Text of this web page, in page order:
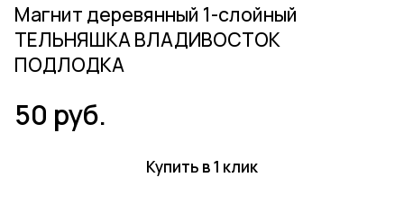
Магнит деревянный 1-слойный
ТЕЛЬНЯШКА ВЛАДИВОСТОК
ПОДЛОДКА
50 руб.
Купить в 1 клик